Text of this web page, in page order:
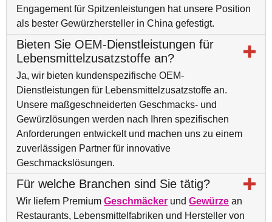
Engagement für Spitzenleistungen hat unsere Position
als bester Gewürzhersteller in China gefestigt.
Bieten Sie OEM-Dienstleistungen für
Lebensmittelzusatzstoffe an?
Ja, wir bieten kundenspezifische OEM-
Dienstleistungen für Lebensmittelzusatzstoffe an.
Unsere maßgeschneiderten Geschmacks- und
Gewürzlösungen werden nach Ihren spezifischen
Anforderungen entwickelt und machen uns zu einem
zuverlässigen Partner für innovative
Geschmackslösungen.
Für welche Branchen sind Sie tätig?
Wir liefern Premium Geschmäcker und Gewürze an
Restaurants, Lebensmittelfabriken und Hersteller von